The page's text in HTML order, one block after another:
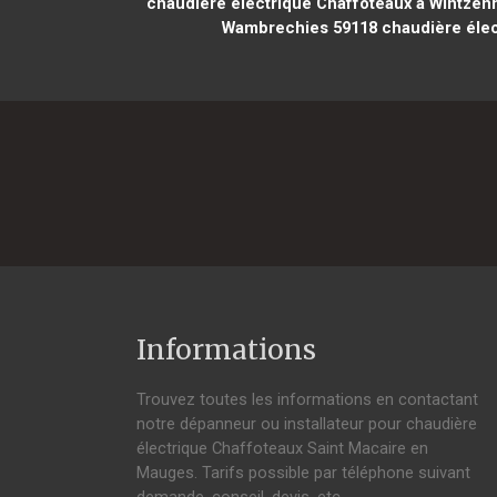
Wambrechies 59118chaudière
Informations
Trouvez toutes les informations en contactant
notre dépanneur ou installateur pour chaudière
électrique Chaffoteaux Saint Macaire en
Mauges. Tarifs possible par téléphone suivant